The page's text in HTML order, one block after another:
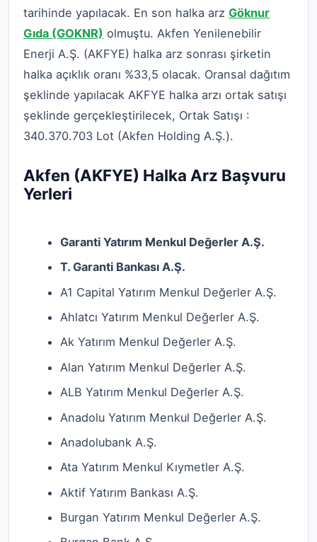
tarihinde yapılacak. En son halka arz Göknur
Gıda (GOKNR) olmuştu. Akfen Yenilenebilir
Enerji A.Ş. (AKFYE) halka arz sonrası şirketin
halka açıklık oranı %33,5 olacak. Oransal dağıtım
şeklinde yapılacak AKFYE halka arzı ortak satışı
şeklinde gerçekleştirilecek, Ortak Satışı :
340.370.703 Lot (Akfen Holding A.Ş.).
Akfen (AKFYE) Halka Arz Başvuru
Yerleri
Garanti Yatırım Menkul Değerler A.Ş.
T. Garanti Bankası A.Ş.
A1 Capital Yatırım Menkul Değerler A.Ş.
Ahlatcı Yatırım Menkul Değerler A.Ş.
Ak Yatırım Menkul Değerler A.Ş.
Alan Yatırım Menkul Değerler A.Ş.
ALB Yatırım Menkul Değerler A.Ş.
Anadolu Yatırım Menkul Değerler A.Ş.
Anadolubank A.Ş.
Ata Yatırım Menkul Kıymetler A.Ş.
Aktif Yatırım Bankası A.Ş.
Burgan Yatırım Menkul Değerler A.Ş.